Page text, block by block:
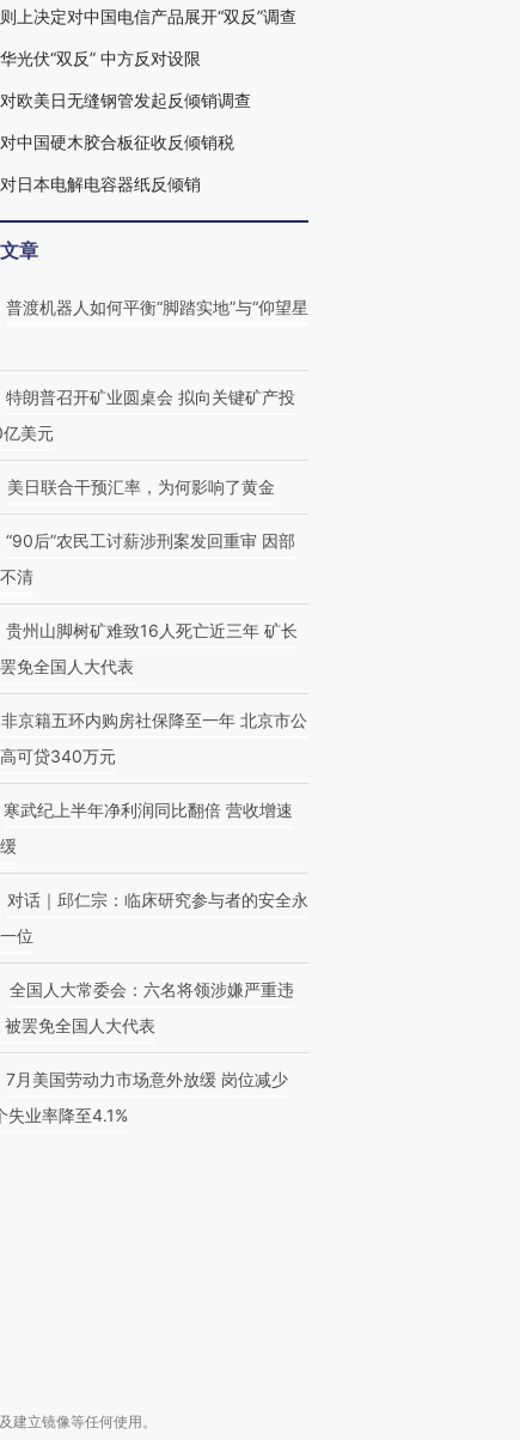
私7万
视线｜被称为“蟑螂”的印
届链博
上决定对中国电信产品展开“双反”调查
光伏“双反” 中方反对设限
欧美日无缝钢管发起反倾销调查
中国硬木胶合板征收反倾销税
日本电解电容器纸反倾销
章
普渡机器人如何平衡“脚踏实地”与“仰望星
特朗普召开矿业圆桌会 拟向关键矿产投
美元
美日联合干预汇率，为何影响了黄金
“90后”农民工讨薪涉刑案发回重审 因部
清
贵州山脚树矿难致16人死亡近三年 矿长
免全国人大代表
非京籍五环内购房社保降至一年 北京市公
可贷340万元
寒武纪上半年净利润同比翻倍 营收增速
对话｜邱仁宗：临床研究参与者的安全永
位
全国人大常委会：六名将领涉嫌严重违
被罢免全国人大代表
7月美国劳动力市场意外放缓 岗位减少
失业率降至4.1%
立镜像等任何使用。